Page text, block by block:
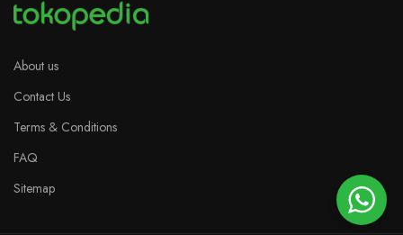
About us
Contact Us
Terms & Conditions
FAQ
Sitemap